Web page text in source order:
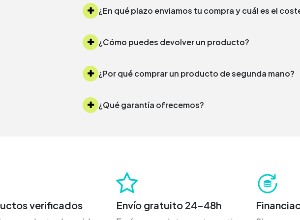
¿En qué plazo
¿Cómo puedes devolver un producto?
¿Por qué comprar un producto de segunda mano?
¿Qué garantía ofrecemos?
verificados Envío gratuito 24-48h